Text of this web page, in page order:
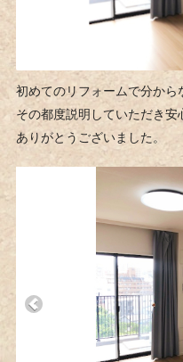
初めてのリフォームで分から
その都度説明していただき安
ありがとうございました。